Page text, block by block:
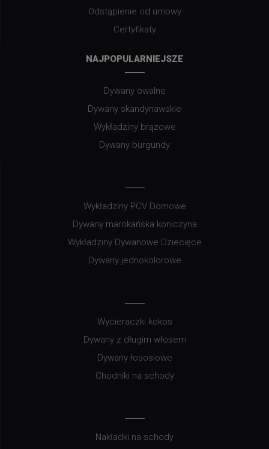
Odstąpienie od umowy
Certyfikaty
NAJPOPULARNIEJSZE
Dywany owalne
Dywany skandynawskie
Wykładziny brązowe
Dywany burgundy
Wykładziny PCV Domowe
Dywany marokańska koniczyna
Wykładziny Dywanowe Dziecięce
Dywany jednokolorowe
Wycieraczki kokos
Dywany z długim włosem
Dywany łososiowe
Chodniki na schody
Nakładki na schody